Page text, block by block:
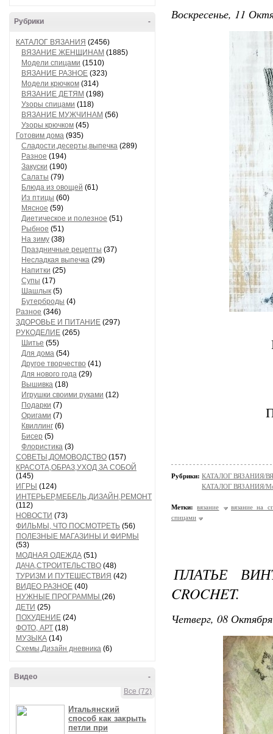
-
Рубрики
КАТАЛОГ ВЯЗАНИЯ (2456)
ВЯЗАНИЕ ЖЕНЩИНАМ (1885)
Модели спицами (1510)
ВЯЗАНИЕ РАЗНОЕ (323)
Модели крючком (314)
ВЯЗАНИЕ ДЕТЯМ (198)
Узоры спицами (118)
ВЯЗАНИЕ МУЖЧИНАМ (56)
Узоры крючком (45)
Готовим дома (935)
Сладости,десерты,выпечка (289)
Разное (194)
Закуски (190)
Салаты (79)
Блюда из овощей (61)
Из птицы (60)
Мясное (59)
Диетическое и полезное (51)
Рыбное (51)
На зиму (38)
Праздничные рецепты (37)
Несладкая выпечка (29)
Напитки (25)
Супы (17)
Шашлык (5)
Бутерброды (4)
Разное (346)
ЗДОРОВЬЕ И ПИТАНИЕ (297)
РУКОДЕЛИЕ (265)
Шитье (55)
Для дома (54)
Другое творчество (41)
Для нового года (29)
Вышивка (18)
Игрушки своими руками (12)
Подарки (7)
Оригами (7)
Квиллинг (6)
Бисер (5)
Флористика (3)
СОВЕТЫ,ДОМОВОДСТВО (157)
КРАСОТА,ОБРАЗ,УХОД ЗА СОБОЙ
(145)
ИГРЫ (124)
ИНТЕРЬЕР,МЕБЕЛЬ,ДИЗАЙН,РЕМОНТ
(112)
НОВОСТИ (73)
ФИЛЬМЫ, ЧТО ПОСМОТРЕТЬ (56)
ПОЛЕЗНЫЕ МАГАЗИНЫ И ФИРМЫ
(53)
МОДНАЯ ОДЕЖДА (51)
ДАЧА,СТРОИТЕЛЬСТВО (48)
ТУРИЗМ И ПУТЕШЕСТВИЯ (42)
ВИДЕО РАЗНОЕ (40)
НУЖНЫЕ ПРОГРАММЫ (26)
ДЕТИ (25)
ПОХУДЕНИЕ (24)
ФОТО, АРТ (18)
МУЗЫКА (14)
Схемы,Дизайн дневника (6)
-
Видео
Все (72)
Итальянский
способ как закрыть
петли при
Воскресенье, 11
Рубрики: КАТАЛОГ ВЯЗАНИЯ/
КАТАЛОГ ВЯЗАНИЯ/
Метки: вязание
вязание на
спицами
ПЛАТЬЕ
CROCHET.
Четверг, 08